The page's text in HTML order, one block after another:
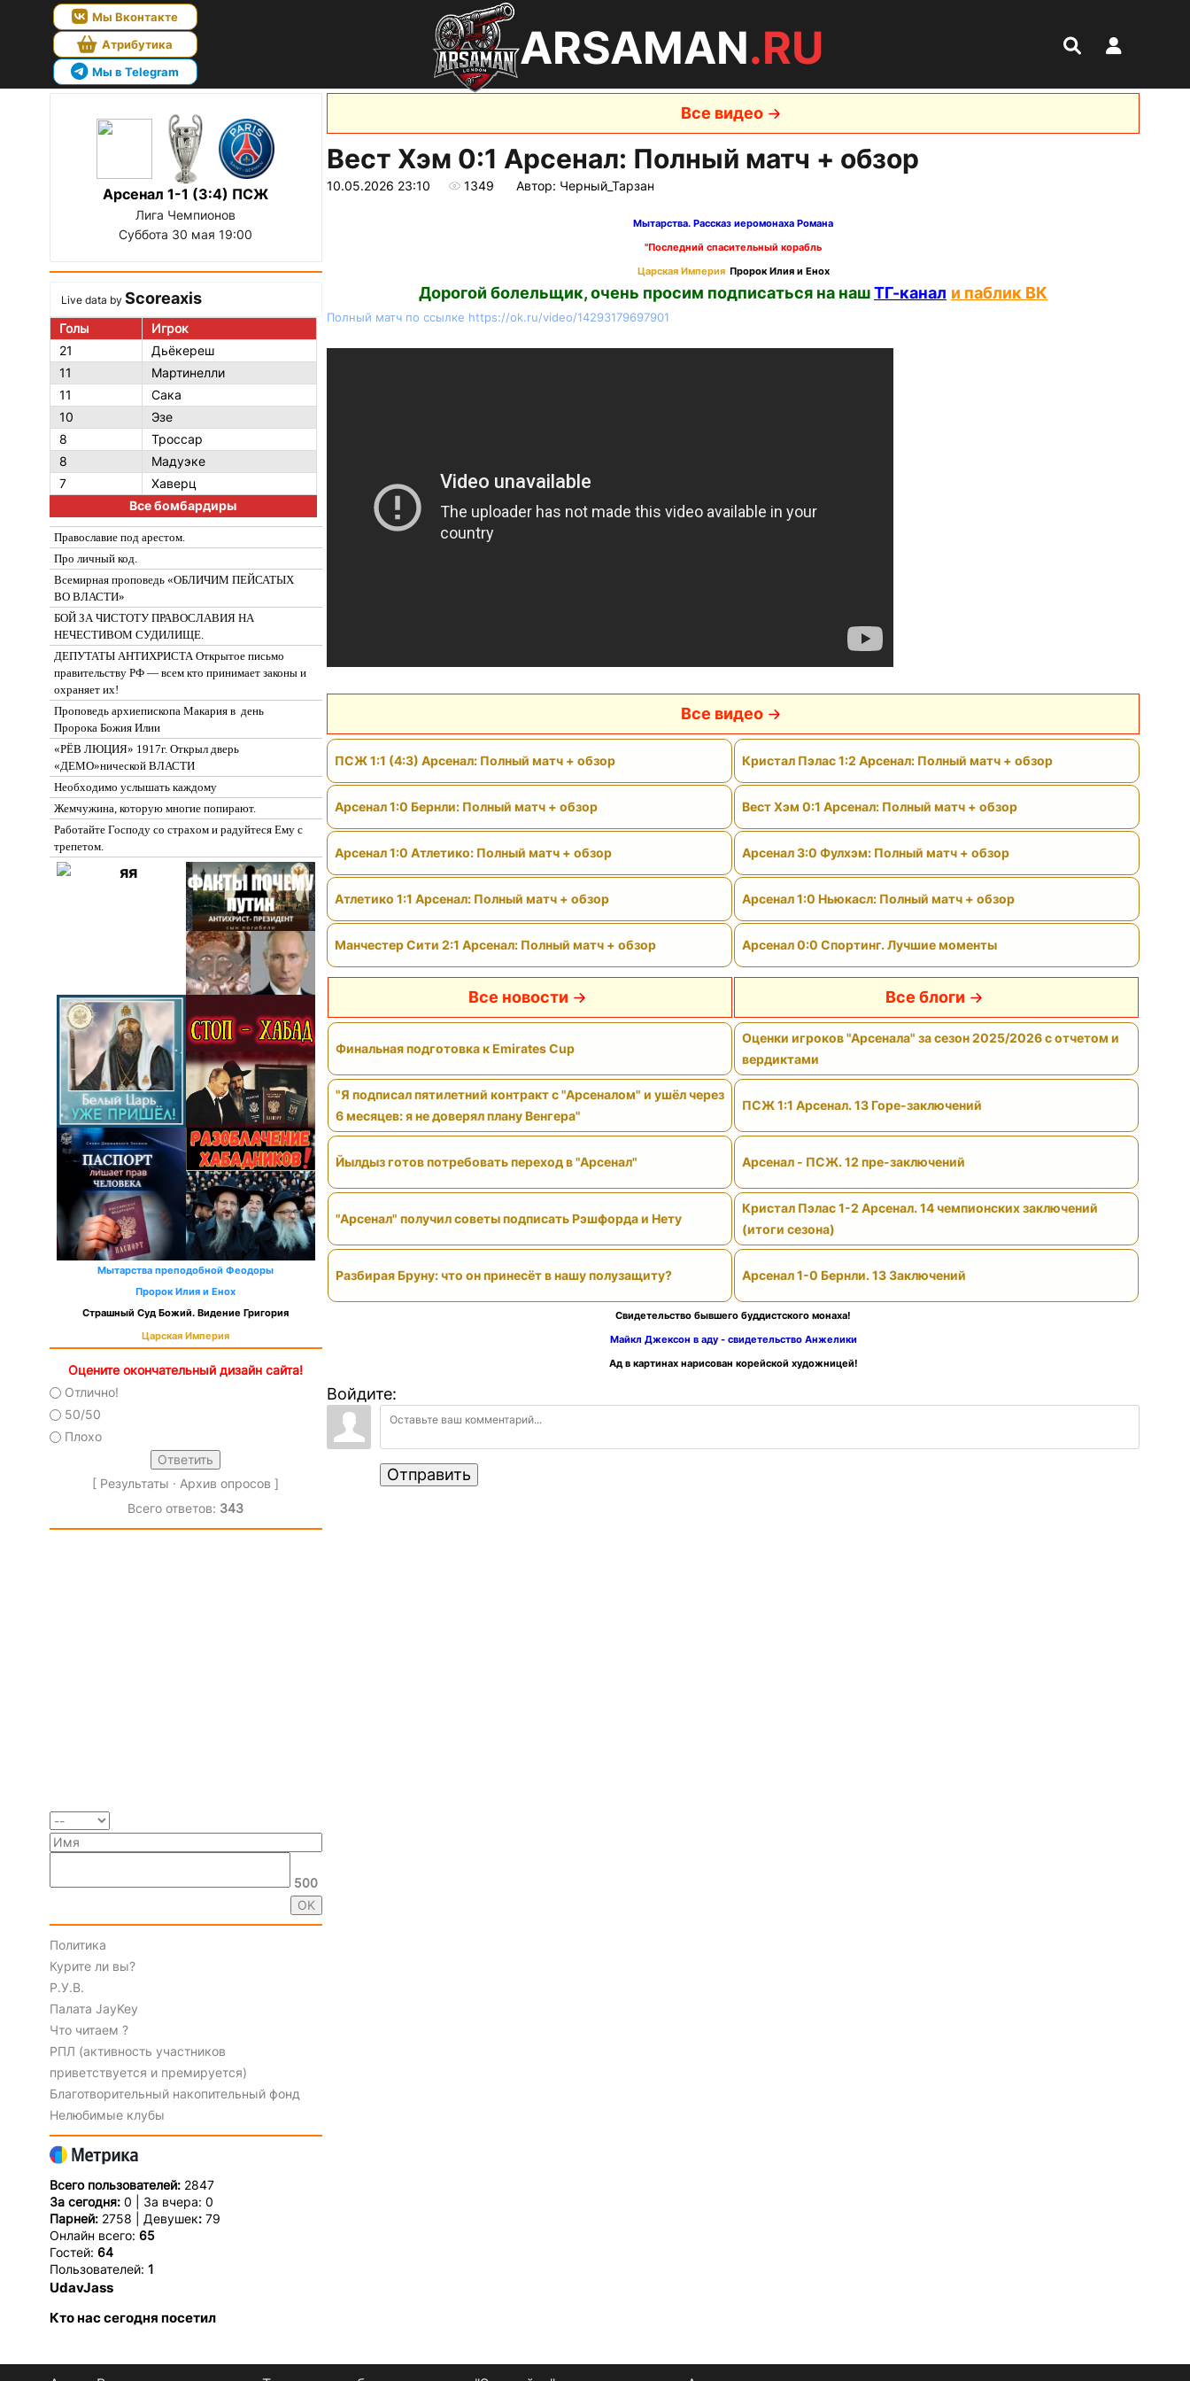
Мы Вконтакте
Атрибутика
Мы в Telegram
ARSAMAN.RU
Арсенал 1-1 (3:4) ПСЖ
Лига Чемпионов
Суббота 30 мая 19:00
Live data by Scoreaxis
Голы
Игрок
21
Дьёкереш
11
Мартинелли
11
Сака
10
Эзе
8
Троссар
8
Мадуэке
7
Хаверц
Все бомбардиры
Православие под арестом.
Про личный код.
Всемирная проповедь «ОБЛИЧИМ ПЕЙСАТЫХ
ВО ВЛАСТИ»
БОЙ ЗА ЧИСТОТУ ПРАВОСЛАВИЯ НА
НЕЧЕСТИВОМ СУДИЛИЩЕ.
ДЕПУТАТЫ АНТИХРИСТА Открытое письмо
правительству РФ — всем кто принимает законы и
охраняет их!
Проповедь архиепископа Макария в день
Пророка Божия Илии
«РЁВ ЛЮЦИЯ» 1917г. Открыл дверь
«ДЕМО»нической ВЛАСТИ
Необходимо услышать каждому
Жемчужина, которую многие попирают.
Работайте Господу со страхом и радуйтеся Ему с
трепетом.
Мытарства преподобной Феодоры
Пророк Илия и Енох
Страшный Суд Божий. Видение Григория
Царская Империя
Оцените окончательный дизайн сайта!
Отлично!
50/50
Плохо
[ Результаты · Архив опросов ]
Всего ответов: 343
500
Политика
Курите ли вы?
Р.У.В.
Палата JayKey
Что читаем ?
РПЛ (активность участников
приветствуется и премируется)
Благотворительный накопительный фонд
Нелюбимые клубы
Всего пользователей: 2847
За сегодня: 0 | За вчера: 0
Парней: 2758 | Девушек:79
Онлайн всего: 65
Гостей: 64
Пользователей: 1
UdavJass
Кто нас сегодня посетил
Все видео
Вест Хэм 0:1 Арсенал: Полный матч + обзор
10.05.2026 23:10 1349 Автор: Черный_Тарзан
Мытарства. Рассказ иеромонаха Романа
"Последний спасительный корабль
Царская Империя Пророк Илия и Енох
Дорогой болельщик, очень просим подписаться на нашТГ-канал и паблик ВК
Полный матч по ссылке https://ok.ru/video/14293179697901
Все видео
ПСЖ 1:1 (4:3) Арсенал: Полный матч + обзор Кристал Пэлас 1:2 Арсенал: Полный матч + обзор
Арсенал 1:0 Бернли: Полный матч + обзор Вест Хэм 0:1 Арсенал: Полный матч + обзор
Арсенал 1:0 Атлетико: Полный матч + обзор Арсенал 3:0 Фулхэм: Полный матч + обзор
Атлетико 1:1 Арсенал: Полный матч + обзор Арсенал 1:0 Ньюкасл: Полный матч + обзор
Манчестер Сити 2:1 Арсенал: Полный матч + обзор Арсенал 0:0 Спортинг. Лучшие моменты
Все новости
Финальная подготовка к Emirates Cup
"Я подписал пятилетний контракт с "Арсеналом" и ушёл через
6 месяцев: я не доверял плану Венгера"
Йылдыз готов потребовать переход в "Арсенал"
"Арсенал" получил советы подписать Рэшфорда и Нету
Разбирая Бруну: что он принесёт в нашу полузащиту?
Все блоги
Оценки игроков "Арсенала" за сезон 2025/2026 с отчетом и
вердиктами
ПСЖ 1:1 Арсенал. 13 Горе-заключений
Арсенал - ПСЖ. 12 пре-заключений
Кристал Пэлас 1-2 Арсенал. 14 чемпионских заключений
(итоги сезона)
Арсенал 1-0 Бернли. 13 Заключений
Свидетельство бывшего буддистского монаха!
Майкл Джексон в аду - свидетельство Анжелики
Ад в картинах нарисован корейской художницей!
Войдите:
Отправить